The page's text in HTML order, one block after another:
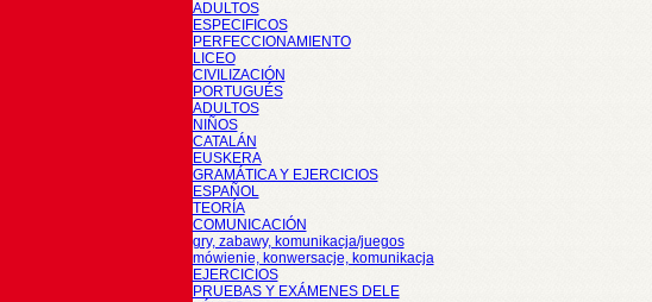
ADULTOS
ESPECIFICOS
PERFECCIONAMIENTO
LICEO
CIVILIZACIÓN
PORTUGUÉS
ADULTOS
NIÑOS
CATALÁN
EUSKERA
GRAMÁTICA Y EJERCICIOS
ESPAÑOL
TEORÍA
COMUNICACIÓN
gry, zabawy, komunikacja/juegos
mówienie, konwersacje, komunikacja
EJERCICIOS
PRUEBAS Y EXÁMENES DELE